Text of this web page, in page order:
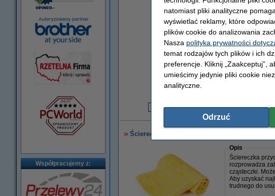
Współpracujemy z:
Oczywiście, także
Właściwości
Pojemność:
Marka:
Wydajność:
OEM:
Za stronę
0,01 zł
Zamów z
291,87 zł bez VAT
Ściereczka do czyszczenia drukarki laserowej
Opis
Ściereczka
rozprowadza
cząsteczki.
Aby uzyskać
trudnego do
natomiast pliki analityczne
wyświetlać reklamy, które
plików cookie do analizowania
Nasza polityka prywatności
temat rodzajów tych plików i ich
preferencje. Kliknij „Zaakceptuj”,
umieścimy jedynie pliki cookie
analityczne.
Odrzuć